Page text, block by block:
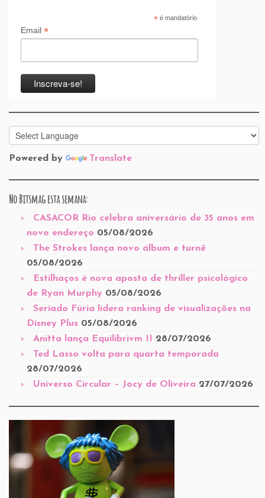
*é mandatório
Email *
Powered by Translate
No Bitsmag esta semana:
CASACOR Rio celebra aniversário de 35 anos em
novo endereço 05/08/2026
The Strokes lança novo álbum e turnê
05/08/2026
Estilhaços é nova aposta de thriller psicológico
de Ryan Murphy 05/08/2026
Seriado Fúria lidera ranking de visualizações na
Disney Plus 05/08/2026
Anitta lança Equilibrivm II 28/07/2026
Ted Lasso volta para quarta temporada
28/07/2026
Universo Circular – Jocy de Oliveira 27/07/2026